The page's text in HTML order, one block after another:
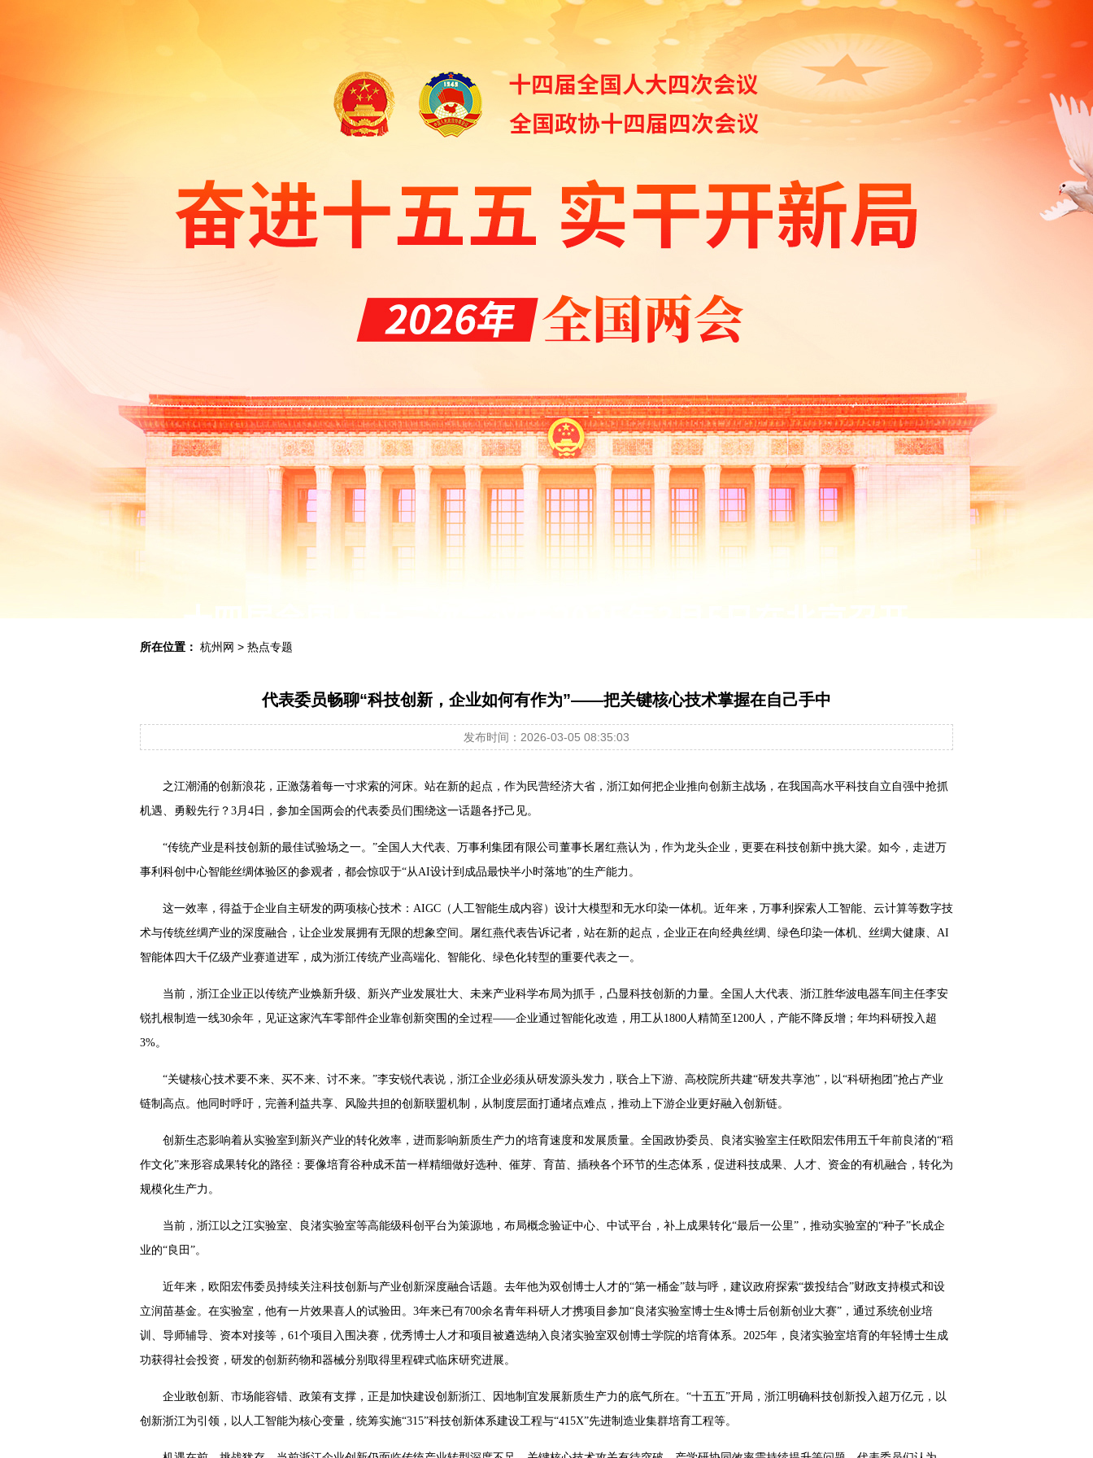
所在位置： 杭州网 > 热点专题
代表委员畅聊“科技创新，企业如何有作为”——把关键核心技术掌握在自己手中
发布时间：2026-03-05 08:35:03
之江潮涌的创新浪花，正激荡着每一寸求索的河床。站在新的起点，作为民营经济大省，浙江如何把企业推向创新主战场，在我国高水平科技自立自强中抢抓
机遇、勇毅先行？3月4日，参加全国两会的代表委员们围绕这一话题各抒己见。
“传统产业是科技创新的最佳试验场之一。”全国人大代表、万事利集团有限公司董事长屠红燕认为，作为龙头企业，更要在科技创新中挑大梁。如今，走进万
事利科创中心智能丝绸体验区的参观者，都会惊叹于“从AI设计到成品最快半小时落地”的生产能力。
这一效率，得益于企业自主研发的两项核心技术：AIGC（人工智能生成内容）设计大模型和无水印染一体机。近年来，万事利探索人工智能、云计算等数字技
术与传统丝绸产业的深度融合，让企业发展拥有无限的想象空间。屠红燕代表告诉记者，站在新的起点，企业正在向经典丝绸、绿色印染一体机、丝绸大健康、AI
智能体四大千亿级产业赛道进军，成为浙江传统产业高端化、智能化、绿色化转型的重要代表之一。
当前，浙江企业正以传统产业焕新升级、新兴产业发展壮大、未来产业科学布局为抓手，凸显科技创新的力量。全国人大代表、浙江胜华波电器车间主任李安
锐扎根制造一线30余年，见证这家汽车零部件企业靠创新突围的全过程——企业通过智能化改造，用工从1800人精简至1200人，产能不降反增；年均科研投入超
3%。
“关键核心技术要不来、买不来、讨不来。”李安锐代表说，浙江企业必须从研发源头发力，联合上下游、高校院所共建“研发共享池”，以“科研抱团”抢占产业
链制高点。他同时呼吁，完善利益共享、风险共担的创新联盟机制，从制度层面打通堵点难点，推动上下游企业更好融入创新链。
创新生态影响着从实验室到新兴产业的转化效率，进而影响新质生产力的培育速度和发展质量。全国政协委员、良渚实验室主任欧阳宏伟用五千年前良渚的“稻
作文化”来形容成果转化的路径：要像培育谷种成禾苗一样精细做好选种、催芽、育苗、插秧各个环节的生态体系，促进科技成果、人才、资金的有机融合，转化为
规模化生产力。
当前，浙江以之江实验室、良渚实验室等高能级科创平台为策源地，布局概念验证中心、中试平台，补上成果转化“最后一公里”，推动实验室的“种子”长成企
业的“良田”。
近年来，欧阳宏伟委员持续关注科技创新与产业创新深度融合话题。去年他为双创博士人才的“第一桶金”鼓与呼，建议政府探索“拨投结合”财政支持模式和设
立润苗基金。在实验室，他有一片效果喜人的试验田。3年来已有700余名青年科研人才携项目参加“良渚实验室博士生&博士后创新创业大赛”，通过系统创业培
训、导师辅导、资本对接等，61个项目入围决赛，优秀博士人才和项目被遴选纳入良渚实验室双创博士学院的培育体系。2025年，良渚实验室培育的年轻博士生成
功获得社会投资，研发的创新药物和器械分别取得里程碑式临床研究进展。
企业敢创新、市场能容错、政策有支撑，正是加快建设创新浙江、因地制宜发展新质生产力的底气所在。“十五五”开局，浙江明确科技创新投入超万亿元，以
创新浙江为引领，以人工智能为核心变量，统筹实施“315”科技创新体系建设工程与“415X”先进制造业集群培育工程等。